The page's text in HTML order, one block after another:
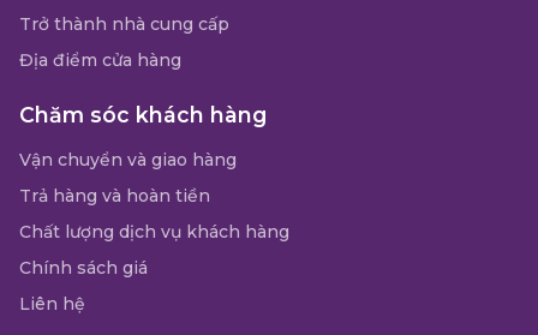
Trở thành nhà cung cấp
Địa điểm cửa hàng
Chăm sóc khách hàng
Vận chuyển và giao hàng
Trả hàng và hoàn tiền
Chất lượng dịch vụ khách hàng
Chính sách giá
Liên hệ